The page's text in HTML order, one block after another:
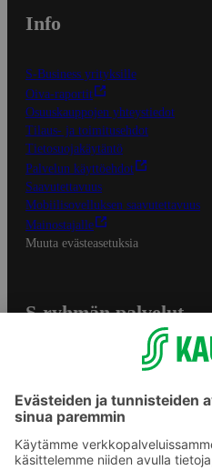
Info
S-Business yrityksille
Oiva-raportit
Osuuskauppojen yhteystiedot
Tilaus- ja toimitusehdot
Tietosuojakäytäntö
Palvelun käyttöehdot
Saavutettavuus
Mobiilisovelluksen saavutettavuus
Mainostajalle
Muuta evästeasetuksia
S-ryhmän palvelut
Yhteishyvä Ruoka -sovellus
S-ostoslista -sovellus
Prisma.fi
Sokos.fi